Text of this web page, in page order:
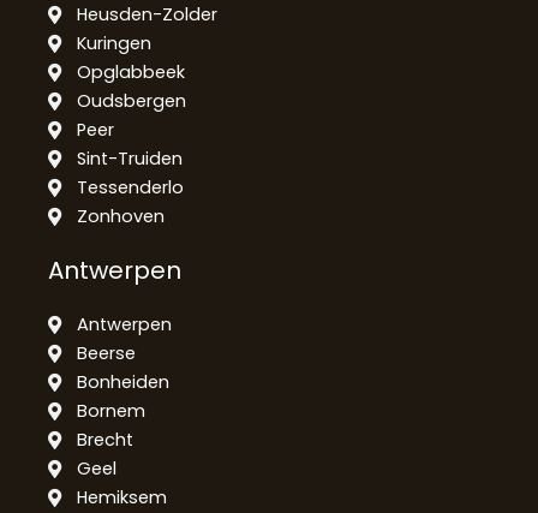
Heusden-Zolder
Kuringen
Opglabbeek
Oudsbergen
Peer
Sint-Truiden
Tessenderlo
Zonhoven
Antwerpen
Antwerpen
Beerse
Bonheiden
Bornem
Brecht
Geel
Hemiksem